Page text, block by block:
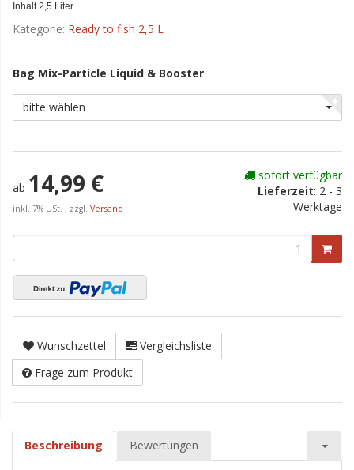
Inhalt 2,5 Liter
Kategorie: Ready to fish 2,5 L
Bag Mix-Particle Liquid & Booster
bitte wählen
ab 14,99 €
inkl. 7% USt. , zzgl. Versand
sofort verfügbar
Lieferzeit: 2 - 3
Werktage
Wunschzettel
Vergleichsliste
Frage zum Produkt
Beschreibung Bewertungen